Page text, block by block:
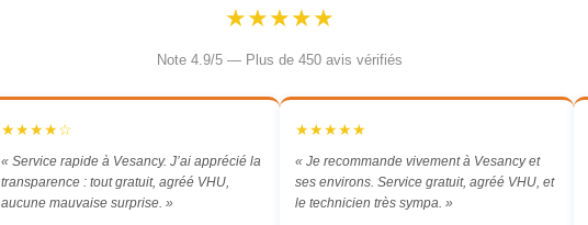
★★★★★
Note 4.9/5 — Plus de 450 avis vérifiés
★★★★☆
« Service rapide à Vesancy. J’ai apprécié la
transparence : tout gratuit, agréé VHU,
aucune mauvaise surprise. »
★★★★★
« Je recommande vivement à Vesancy et
ses environs. Service gratuit, agréé VHU, et
le technicien très sympa. »